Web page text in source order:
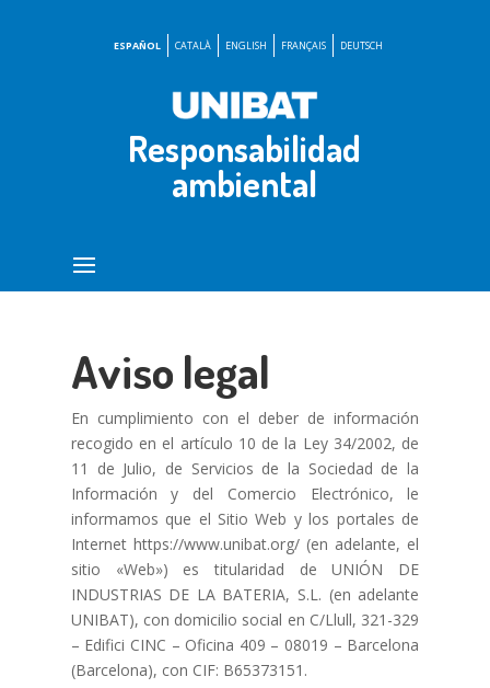
ESPAÑOL CATALÀ ENGLISH FRANÇAIS DEUTSCH
Responsabilidad
ambiental
Aviso legal
En cumplimiento con el deber de información
recogido en el artículo 10 de la Ley 34/2002, de
11 de Julio, de Servicios de la Sociedad de la
Información y del Comercio Electrónico, le
informamos que el Sitio Web y los portales de
Internet https://www.unibat.org/ (en adelante, el
sitio «Web») es titularidad de UNIÓN DE
INDUSTRIAS DE LA BATERIA, S.L. (en adelante
UNIBAT), con domicilio social en C/Llull, 321-329
– Edifici CINC – Oficina 409 – 08019 – Barcelona
(Barcelona), con CIF: B65373151.